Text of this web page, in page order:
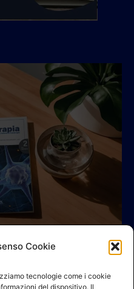
Cookie
tecnologie come i cookie
del dispositivo. Il